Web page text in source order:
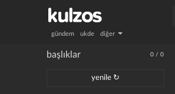
gündem ukde diğer
0 /0
başlıklar
yenile ↻